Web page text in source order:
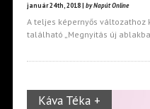
január 24th, 2018 | by Napút Online
A teljes képernyős
található „Megnyitás új
Káva Téka +